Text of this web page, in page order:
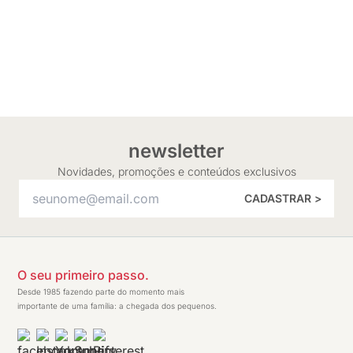
newsletter
Novidades, promoções e conteúdos exclusivos
CADASTRAR >
O seu primeiro passo.
Desde 1985 fazendo parte do momento mais
importante de uma família: a chegada dos pequenos.